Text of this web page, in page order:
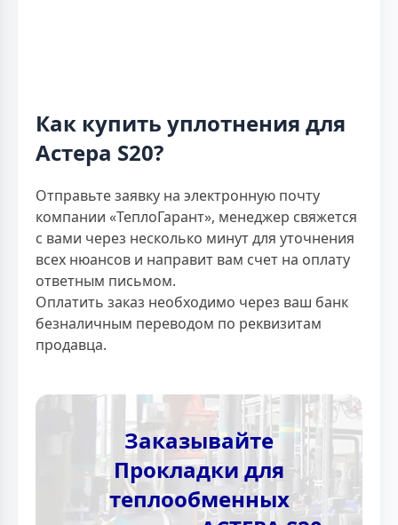
Как купить уплотнения для
Астера S20?
Отправьте заявку на электронную почту
компании «ТеплоГарант», менеджер свяжется
с вами через несколько минут для уточнения
всех нюансов и направит вам счет на оплату
ответным письмом.
Оплатить заказ необходимо через ваш банк
безналичным переводом по реквизитам
продавца.
Заказывайте
Прокладки для
теплообменных